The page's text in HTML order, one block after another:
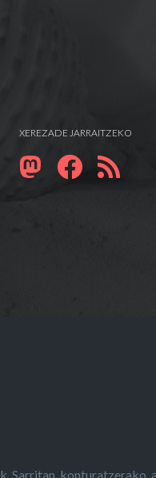
XEREZADE JARRAITZEKO
Sarritan,